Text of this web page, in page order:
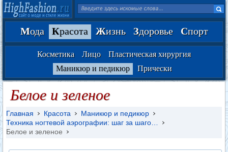
Мода Красота Жизнь Здоровье Спорт
Косметика Лицо
Пластическая хирургия
Маникюр и педикюр
Прически
Белое и зеленое
Главная Красота
Маникюр и педикюр
Техника ногтевой аэрографии: шаг за шаго…
Белое и зеленое